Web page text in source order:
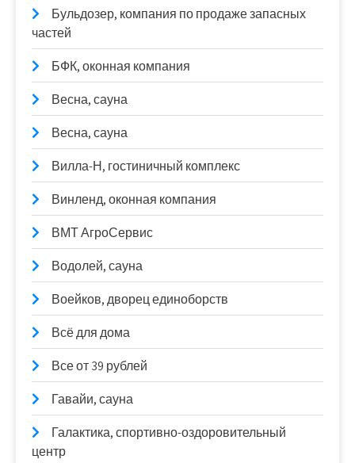
Бульдозер, компания по продаже запасных
частей
БФК, оконная компания
Весна, сауна
Весна, сауна
Вилла-Н, гостиничный комплекс
Винленд, оконная компания
ВМТ АгроСервис
Водолей, сауна
Воейков, дворец единоборств
Всё для дома
Все от 39 рублей
Гавайи, сауна
Галактика, спортивно-оздоровительный
центр